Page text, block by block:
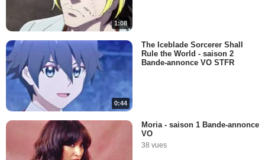
1:08
0:44
The Iceblade Sorcerer Shall
Rule the World - saison 2
Bande-annonce VO STFR
Moria - saison 1 Bande-annonce
VO
38 vues